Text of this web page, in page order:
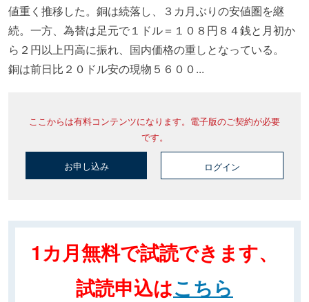
値重く推移した。銅は続落し、３カ月ぶりの安値圏を継
続。一方、為替は足元で１ドル＝１０８円８４銭と月初か
ら２円以上円高に振れ、国内価格の重しとなっている。
銅は前日比２０ドル安の現物５６００...
ここからは有料コンテンツになります。電子版のご契約が必要
です。
お申し込み ログイン
1カ月無料で試読できます、
試読申込はこちら